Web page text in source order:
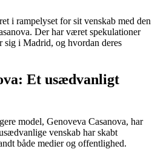
i rampelyset for sit venskab med den
Der har været spekulationer
sig i Madrid, og hvordan deres
Et usædvanligt
model, Genoveva Casanova, har
venskab har skabt
både medier og offentlighed.